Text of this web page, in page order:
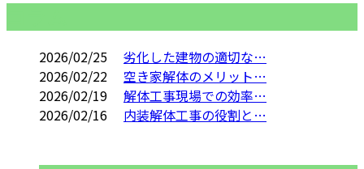
2026/02/25
劣化した建物の適切な…
2026/02/22
空き家解体のメリット…
2026/02/19
解体工事現場での効率…
2026/02/16
内装解体工事の役割と…